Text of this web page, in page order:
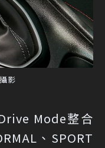
影
Mode整合
、SPORT